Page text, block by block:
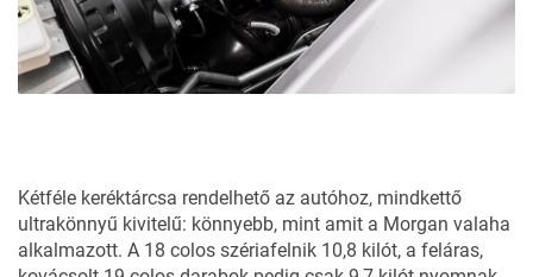
Kétféle keréktárcsa rendelhető az autóhoz, mindkettő
ultrakönnyű kivitelű: könnyebb, mint amit a Morgan valaha
alkalmazott. A 18 colos szériafelnik 10,8 kilót, a feláras,